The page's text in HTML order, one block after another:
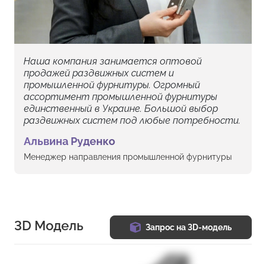
Наша компания занимается оптовой
продажей раздвижных систем и
промышленной фурнитуры. Огромный
ассортимент промышленной фурнитуры
единственный в Украине. Большой выбор
раздвижных систем под любые потребности.
Альвина Руденко
Менеджер направления промышленной фурнитуры
3D Модель Запрос на 3D-модель